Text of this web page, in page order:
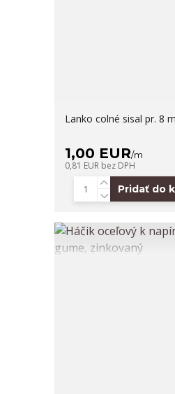
Lanko colné sisal pr. 8
1,00 EUR/m
0,81 EUR bez DPH
Pridať do